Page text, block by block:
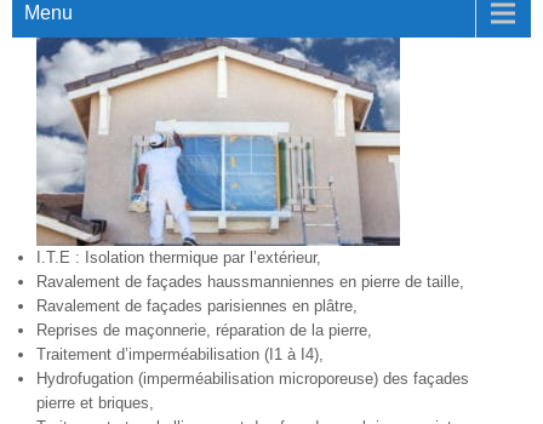
Menu
I.T.E : Isolation thermique par l’extérieur,
Ravalement de façades haussmanniennes en pierre de taille,
Ravalement de façades parisiennes en plâtre,
Reprises de maçonnerie, réparation de la pierre,
Traitement d’imperméabilisation (I1 à I4),
Hydrofugation (imperméabilisation microporeuse) des façades
pierre et briques,